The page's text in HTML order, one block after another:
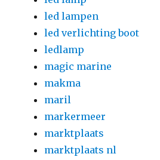
led lampen
led verlichting boot
ledlamp
magic marine
makma
maril
markermeer
marktplaats
marktplaats nl